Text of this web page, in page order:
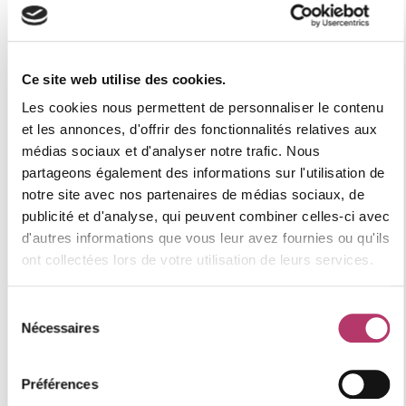
Ce site web utilise des cookies.
Les cookies nous permettent de personnaliser le contenu
et les annonces, d'offrir des fonctionnalités relatives aux
médias sociaux et d'analyser notre trafic. Nous
partageons également des informations sur l'utilisation de
notre site avec nos partenaires de médias sociaux, de
publicité et d'analyse, qui peuvent combiner celles-ci avec
d'autres informations que vous leur avez fournies ou qu'ils
ont collectées lors de votre utilisation de leurs services.
Nécessaires
Préférences
Leaflet
Les informations sur les risques auxquels ce bien est